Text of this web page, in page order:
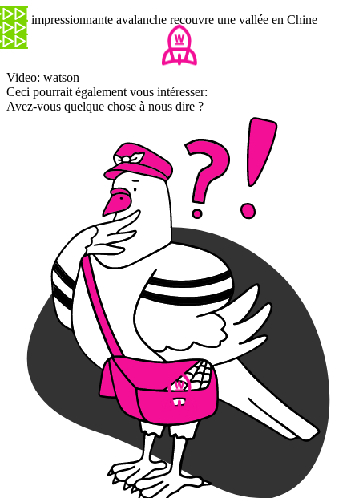
Une impressionnante avalanche recouvre une vallée en Chine
Video: watson
Ceci pourrait également vous intéresser:
Avez-vous quelque chose à nous dire ?